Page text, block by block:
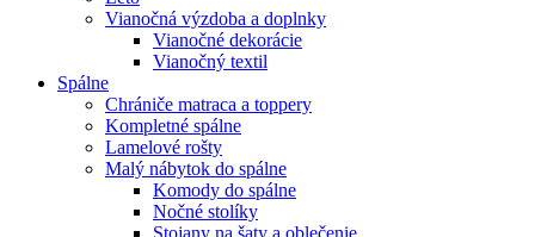
Vianočná výzdoba a doplnky
Vianočné dekorácie
Vianočný textil
Spálne
Chrániče matraca a toppery
Kompletné spálne
Lamelové rošty
Malý nábytok do spálne
Komody do spálne
Nočné stolíky
Stojany na šaty a oblečenie